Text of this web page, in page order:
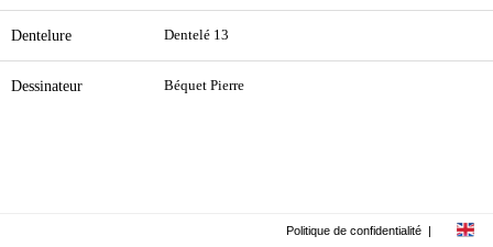
Dentelure Dentelé 13
Dessinateur Béquet Pierre
Politique de confidentialité |